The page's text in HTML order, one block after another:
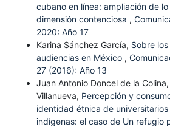
cubano en línea: ampliación de
dimensión contenciosa ,
2020: Año 17
Karina Sánchez García, Sobre
audiencias en México ,
27 (2016): Año 13
Juan Antonio Doncel de la
Villanueva, Percepción y
identidad étnica de
indígenas: el caso de Un refugio